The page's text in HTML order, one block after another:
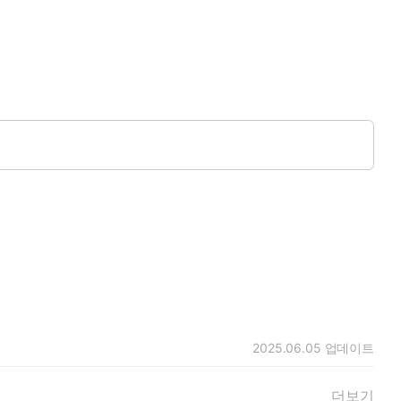
2025.06.05 업데이트
더보기